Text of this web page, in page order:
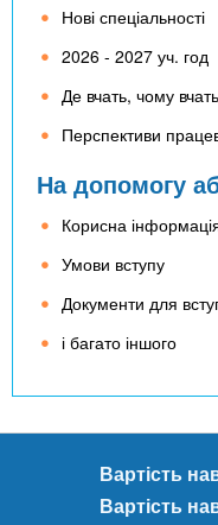
Нові спеціальності
2026 - 2027 уч. год
Де вчать, чому вчать
Перспективи
На допомогу
Корисна
Умови вступу
Документи для
і багато іншого
Вартість
Вартість